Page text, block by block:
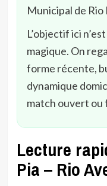
Municipal de Rio
L’objectif ici
magique. On
forme récente,
dynamique
match ouvert ou
Lecture
Pia – Rio